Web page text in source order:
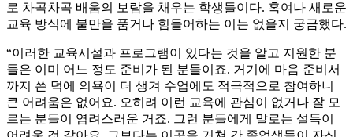
로 차곡차곡 배움의 보람을 채우는 학생들이다. 혹여나 새로운
교육 방식에 불만을 품거나 힘들어하는 이는 없을지 궁금했다.
“이러한 교육시설과 프로그램이 있다는 것을 알고 지원한 분
들은 이미 어느 정도 준비가 된 분들이죠. 거기에 마음 준비서
까지 쓴 덕에 의욕이 더 생겨 수업에도 적극적으로 참여하니
큰 어려움은 없어요. 오히려 이런 교육에 관심이 없거나 잘 모
르는 분들이 염려스러운 거죠. 그런 분들에게 말로는 설득이